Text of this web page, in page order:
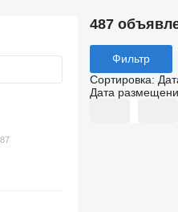
487
Фильтр
Сортировка:
Дата